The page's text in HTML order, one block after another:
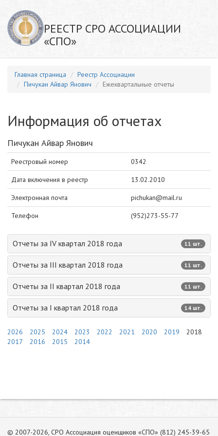
РЕЕСТР СРО АССОЦИАЦИИ
«СПО»
Главная страница
Реестр Ассоциации
Пичукан Айвар Янович
Ежеквартальные отчеты
Информация об отчетах
Пичукан Айвар Янович
Реестровый номер 0342
Дата включения в реестр 13.02.2010
Электронная почта pichukan@mail.ru
Телефон (952)273-55-77
Отчеты за IV квартал 2018 года 11 шт.
Отчеты за III квартал 2018 года 11 шт.
Отчеты за II квартал 2018 года 11 шт.
Отчеты за I квартал 2018 года 14 шт.
2026 2025 2024 2023 2022 2021 2020 2019
2018
2017
2016 2015 2014
© 2007-2026, СРО Ассоциация оценщиков «СПО» (812) 245-39-65